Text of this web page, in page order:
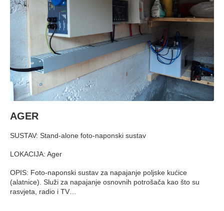
AGER
SUSTAV: Stand-alone foto-naponski sustav
LOKACIJA: Ager
OPIS: Foto-naponski sustav za napajanje poljske kućice
(alatnice). Služi za napajanje osnovnih potrošača kao što su
rasvjeta, radio i TV…